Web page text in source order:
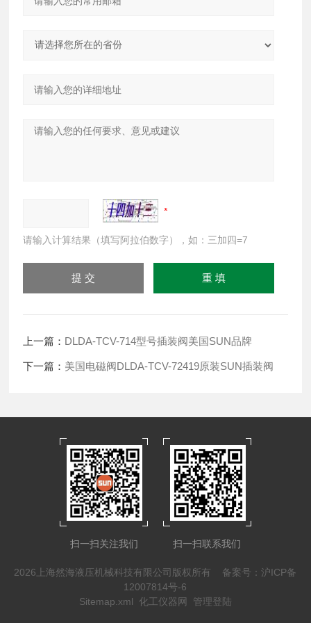
请输入计算结果（填写阿拉伯数字），如：三加四=7
上一篇： DLDA-TCV-714型号插装阀美国SUN品牌
下一篇： 美国电磁阀DLDA-TCV-72419原装SUN插装阀
扫一扫关注我们 扫一扫联系我们
2026上海然海液压机械科技有限公司版权所有 备案号：沪ICP备
12007814号-6
Sitemap.xml 化工仪器网 管理登陆